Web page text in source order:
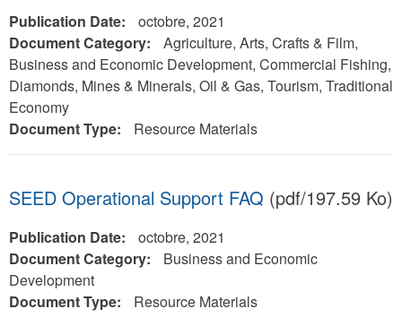
Publication Date:
octobre, 2021
Document Category:
Agriculture, Arts, Crafts & Film,
Business and Economic Development, Commercial Fishing,
Diamonds, Mines & Minerals, Oil & Gas, Tourism, Traditional
Economy
Document Type:
Resource Materials
SEED Operational Support FAQ (pdf/197.59 Ko)
Publication Date:
octobre, 2021
Document Category:
Business and Economic
Development
Document Type:
Resource Materials